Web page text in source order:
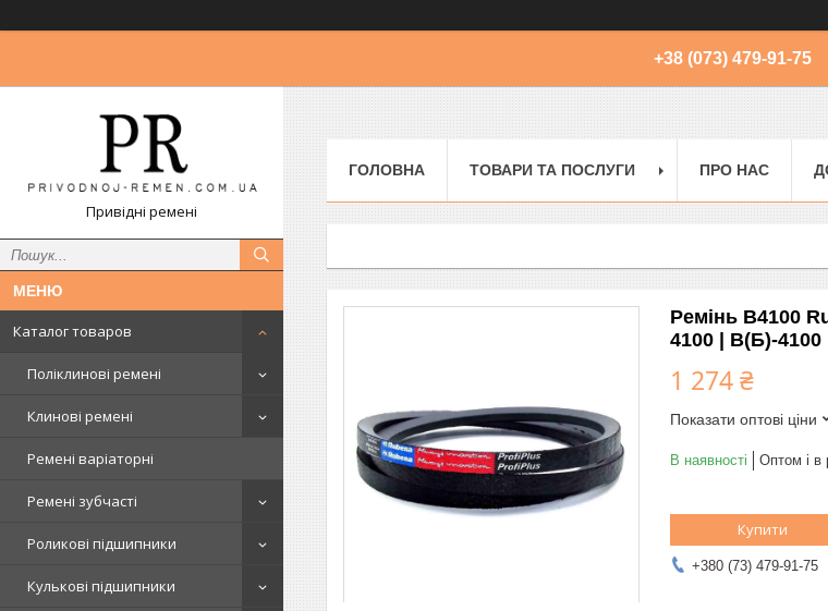
+38 (073) 479-91-75
Привідні ремені
Каталог товаров
Поліклинові ремені
Клинові ремені
Ремені варіаторні
Ремені зубчасті
Роликові підшипники
Кулькові підшипники
ГОЛОВНА ТОВАРИ ТА ПОСЛУГИ ПРО НАС
Ремінь B4100
4100 | В(Б)-4100
1 274 ₴
Показати оптові ціни
В наявності Оптом і в
Купити
+380 (73) 479-91-75